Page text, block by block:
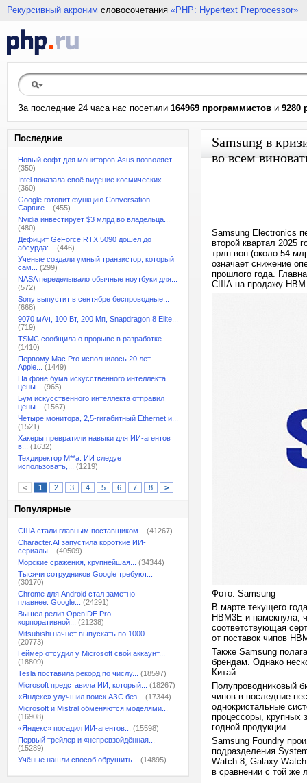
Рекурсивный акроним словосочетания «PHP: Hypertext Preprocessor»
За последние 24 часа нас посетили 164969 программистов и 9280
Последние
Новый софт для мониторов Asus позволяет...
(350)
Intel показала своё видение космических...
(360)
Google готовит функцию Conversation
Capture...
(455)
Nvidia инвестирует $3 млрд во владельца...
(480)
Дефицит GeForce RTX 5090 дошел до
абсурда:...
(446)
Ученые создали умный транзистор, который
сам...
(299)
NASA переделывало обычные ноутбуки для...
(572)
Sony выпустит в сентябре беспроводные...
(668)
9070 мАч, 100 Вт, 200 Мп, Snapdragon 8 Elite...
(719)
TSMC сообщила о прорыве в разработке...
(1410)
Первому Mac Pro исполнилось 20 лет —
Apple...
(1449)
На фоне бума искусственного интеллекта
цены...
(965)
Бум искусственного интеллекта отправил
цены...
(1567)
Четыре монитора, 2,5-гигабитный Ethernet и...
(1521)
Хакеры превратили навыки для ИИ-агентов
в...
(1632)
Техдиректор M**a: ИИ следует
использовать,...
(1219)
< 1 2 3 4 5 6 7 8 >
Популярные
США стали главным поставщиком...
(41267)
Character.AI запустила короткие ИИ-
сериалы...
(40509)
Морские сражения, крупнейшая...
(34344)
Тысячи сотрудников Google требуют...
(30170)
Chrome для Android стал заметно
плавнее: Google...
(24291)
Вышел релиз OpenIDE Pro —
корпоративной...
(21238)
Mitsubishi начнёт выпускать по 1000...
(20773)
Геймер отсудил у Microsoft свой аккаунт...
(18809)
Tesla поставила рекорд по числу...
(18597)
Microsoft представила ИИ, который...
(18267)
«Яндекс» улучшил поиск АЗС без...
(17344)
Microsoft и Mistral обменяются моделями...
(16908)
«Яндекс» посадил ИИ-агентов...
(15598)
Первый трейлер и «непревзойдённая...
(15289)
Учёные нашли способ обрушить...
(14895)
Samsung в
во всем
Samsung Electronics
второй квартал 2025
трлн вон (около 54
означает снижение
прошлого года.
США на продажу HBM
Фото: Samsung
В марте текущего
HBM3E и намекнула,
соответствующая
от поставок чипов
Также Samsung
брендам. Однако
Китай.
Полупроводниковый
чипов в последние
однокристальные
процессоры, крупных
годной продукции.
Samsung Foundry
подразделения
Watch 8, Galaxy
в сравнении с той же